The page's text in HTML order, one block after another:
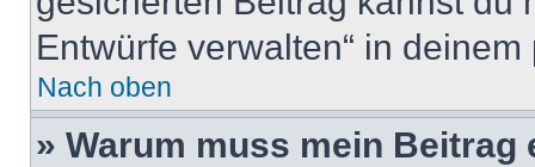
Entwürfe verwalten“ in
Nach oben
» Warum muss mein